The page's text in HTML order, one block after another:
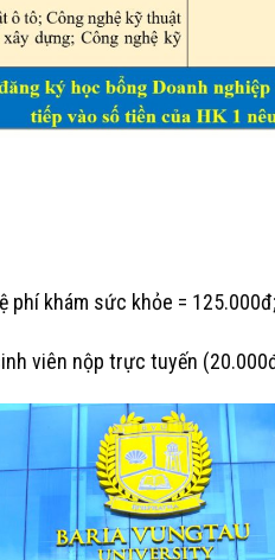
phí khám sức khỏe =
viên nộp trực tuyến